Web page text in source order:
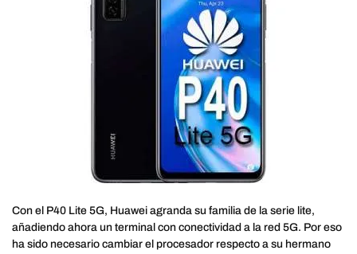
Con el P40 Lite 5G, Huawei agranda su familia de la serie lite,
añadiendo ahora un terminal con conectividad a la red 5G. Por eso
ha sido necesario cambiar el procesador respecto a su hermano